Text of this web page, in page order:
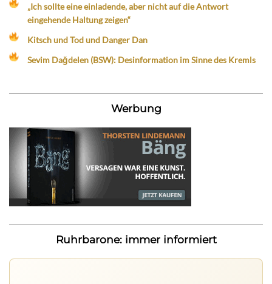
„Ich sollte eine einladende, aber nicht auf die Antwort
eingehende Haltung zeigen“
Kitsch und Tod und Danger Dan
Sevim Dağdelen (BSW): Desinformation im Sinne des Kremls
Werbung
Ruhrbarone: immer informiert